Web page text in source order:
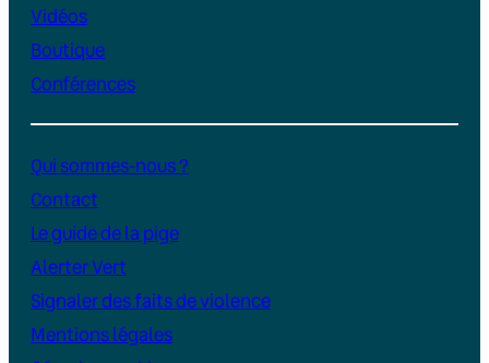
Vidéos
Boutique
Conférences
Qui sommes-nous ?
Contact
Le guide de la pige
Alerter Vert
Signaler des faits de violence
Mentions légales